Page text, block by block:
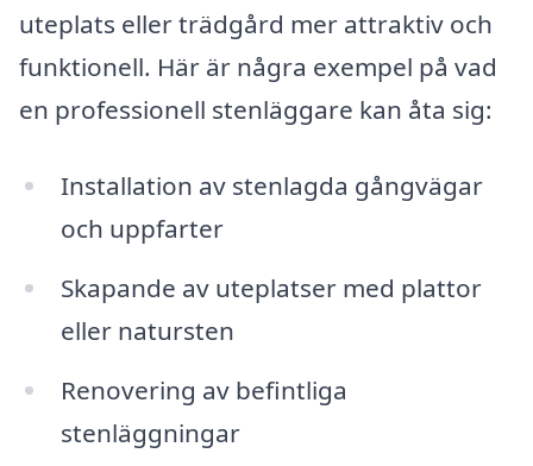
uteplats eller trädgård mer attraktiv och
funktionell. Här är några exempel på vad
en professionell stenläggare kan åta sig:
Installation av stenlagda gångvägar
och uppfarter
Skapande av uteplatser med plattor
eller natursten
Renovering av befintliga
stenläggningar